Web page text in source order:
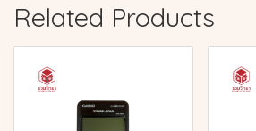
Related Products